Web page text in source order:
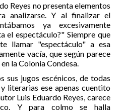
Reyes no presenta elementos
analizarse. Y al finalizar el
ya excesivamente
el espectáculo?" Siempre que
llamar "espectáculo" a esa
vacía, que según parece
la Colonia Condesa.
jugos escénicos, de todas
literarias ese apenas cuentito
Luis Eduardo Reyes, carece
Y para colmo se halla